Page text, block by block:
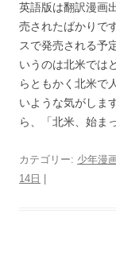
英語版は翻訳漫画
売されたばかりで
スで発売される予
いうのは北米では
らともかく北米で
いような気がしま
ら、「北米、始ま
カテゴリー: 少年漫
14日